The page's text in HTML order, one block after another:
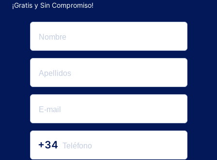
¡Gratis y Sin Compromiso!
+34